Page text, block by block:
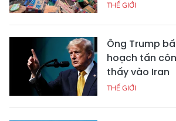
THẾ GIỚI
Ông Trump
hoạch tấn
thấy vào Iran
THẾ GIỚI